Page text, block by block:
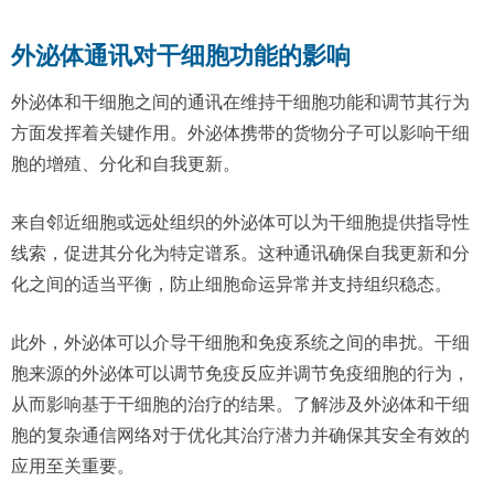
外泌体通讯对干细胞功能的影响
外泌体和干细胞之间的通讯在维持干细胞功能和调节其行为
方面发挥着关键作用。外泌体携带的货物分子可以影响干细
胞的增殖、分化和自我更新。
来自邻近细胞或远处组织的外泌体可以为干细胞提供指导性
线索，促进其分化为特定谱系。这种通讯确保自我更新和分
化之间的适当平衡，防止细胞命运异常并支持组织稳态。
此外，外泌体可以介导干细胞和免疫系统之间的串扰。干细
胞来源的外泌体可以调节免疫反应并调节免疫细胞的行为，
从而影响基于干细胞的治疗的结果。了解涉及外泌体和干细
胞的复杂通信网络对于优化其治疗潜力并确保其安全有效的
应用至关重要。